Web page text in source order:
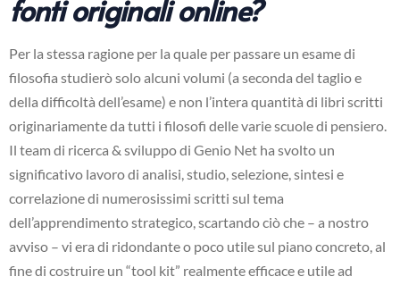
fonti originali online?
Per la stessa ragione per la quale per passare un esame di
filosofia studierò solo alcuni volumi (a seconda del taglio e
della difficoltà dell’esame) e non l’intera quantità di libri scritti
originariamente da tutti i filosofi delle varie scuole di pensiero.
Il team di ricerca & sviluppo di Genio Net ha svolto un
significativo lavoro di analisi, studio, selezione, sintesi e
correlazione di numerosissimi scritti sul tema
dell’apprendimento strategico, scartando ciò che – a nostro
avviso – vi era di ridondante o poco utile sul piano concreto, al
fine di costruire un “tool kit” realmente efficace e utile ad